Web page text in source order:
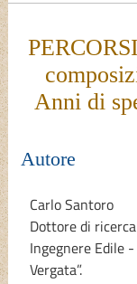
Anni di
Autore
Carlo Santoro
Dottore di
Ingegnere Edile
Vergata”.